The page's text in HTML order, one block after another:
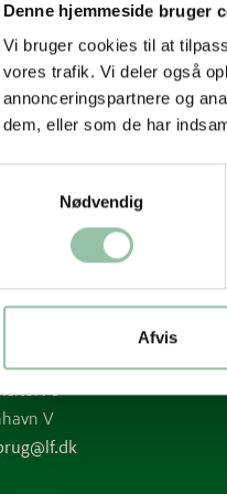
Denne hjemmeside bruger
Vi bruger cookies til at
vores trafik. Vi deler også
annonceringspartnere og
dem, eller som de har
Nødvendig
Afvis
Facebook
3
V